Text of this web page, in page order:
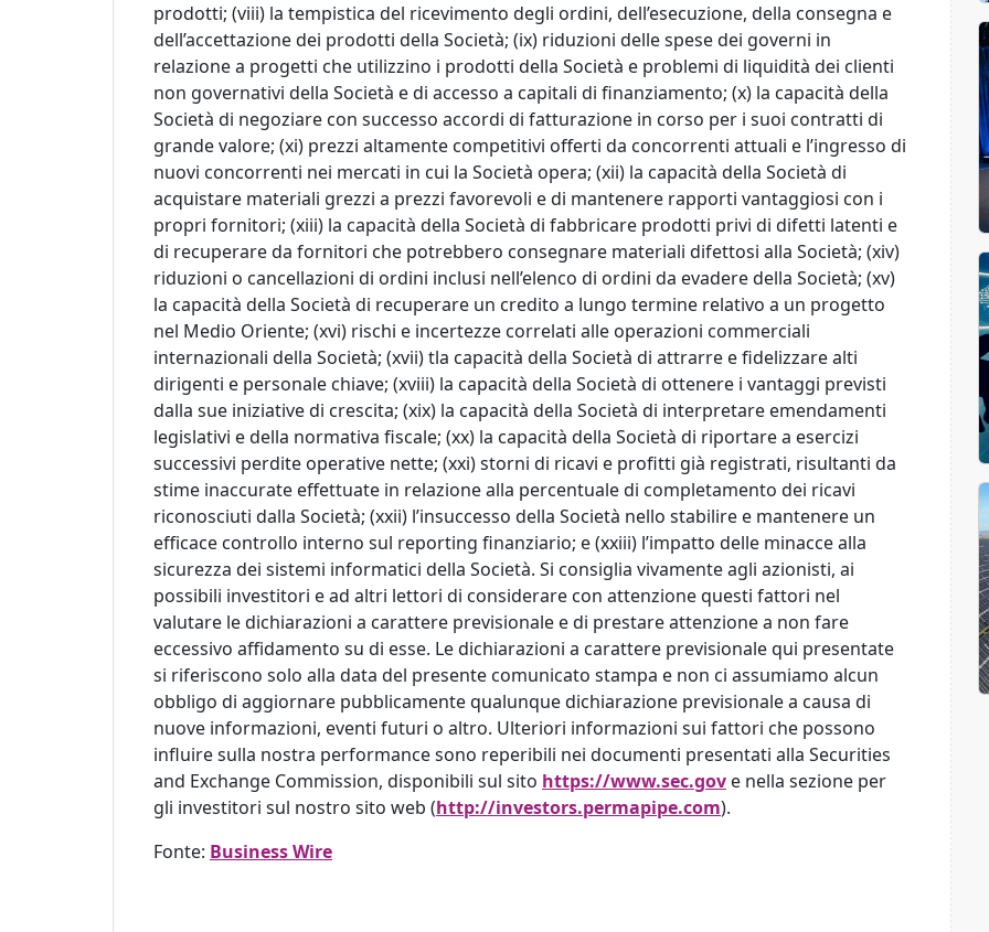
prodotti; (viii) la tempistica del ricevimento degli ordini, dell’esecuzione, della consegna e
dell’accettazione dei prodotti della Società; (ix) riduzioni delle spese dei governi in
relazione a progetti che utilizzino i prodotti della Società e problemi di liquidità dei clienti
non governativi della Società e di accesso a capitali di finanziamento; (x) la capacità della
Società di negoziare con successo accordi di fatturazione in corso per i suoi contratti di
grande valore; (xi) prezzi altamente competitivi offerti da concorrenti attuali e l’ingresso di
nuovi concorrenti nei mercati in cui la Società opera; (xii) la capacità della Società di
acquistare materiali grezzi a prezzi favorevoli e di mantenere rapporti vantaggiosi con i
propri fornitori; (xiii) la capacità della Società di fabbricare prodotti privi di difetti latenti e
di recuperare da fornitori che potrebbero consegnare materiali difettosi alla Società; (xiv)
riduzioni o cancellazioni di ordini inclusi nell’elenco di ordini da evadere della Società; (xv)
la capacità della Società di recuperare un credito a lungo termine relativo a un progetto
nel Medio Oriente; (xvi) rischi e incertezze correlati alle operazioni commerciali
internazionali della Società; (xvii) tla capacità della Società di attrarre e fidelizzare alti
dirigenti e personale chiave; (xviii) la capacità della Società di ottenere i vantaggi previsti
dalla sue iniziative di crescita; (xix) la capacità della Società di interpretare emendamenti
legislativi e della normativa fiscale; (xx) la capacità della Società di riportare a esercizi
successivi perdite operative nette; (xxi) storni di ricavi e profitti già registrati, risultanti da
stime inaccurate effettuate in relazione alla percentuale di completamento dei ricavi
riconosciuti dalla Società; (xxii) l’insuccesso della Società nello stabilire e mantenere un
efficace controllo interno sul reporting finanziario; e (xxiii) l’impatto delle minacce alla
sicurezza dei sistemi informatici della Società. Si consiglia vivamente agli azionisti, ai
possibili investitori e ad altri lettori di considerare con attenzione questi fattori nel
valutare le dichiarazioni a carattere previsionale e di prestare attenzione a non fare
eccessivo affidamento su di esse. Le dichiarazioni a carattere previsionale qui presentate
si riferiscono solo alla data del presente comunicato stampa e non ci assumiamo alcun
obbligo di aggiornare pubblicamente qualunque dichiarazione previsionale a causa di
nuove informazioni, eventi futuri o altro. Ulteriori informazioni sui fattori che possono
influire sulla nostra performance sono reperibili nei documenti presentati alla Securities
and Exchange Commission, disponibili sul sito https://www.sec.gov e nella sezione per
gli investitori sul nostro sito web (http://investors.permapipe.com).
Fonte: Business Wire